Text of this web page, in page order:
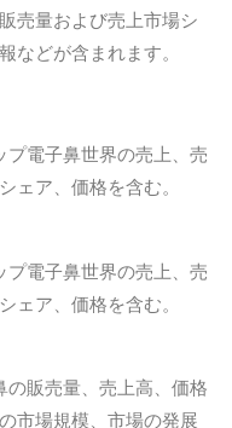
売量および売上市場シ
などが含まれます。
電子鼻世界の売上、売
ェア、価格を含む。
電子鼻世界の売上、売
ェア、価格を含む。
販売量、売上高、価格
市場規模、市場の発展